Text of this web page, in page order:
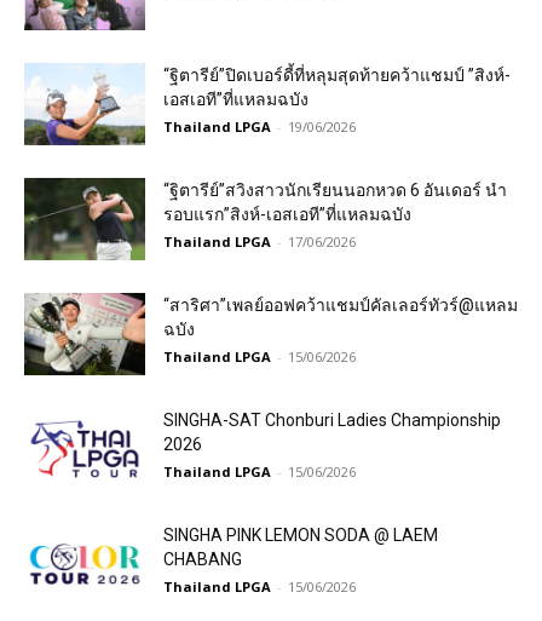
“ฐิตารีย์”ปิดเบอร์ดี้ที่หลุมสุดท้ายคว้าแชมป์ ”สิงห์-
เอสเอที”ที่แหลมฉบัง
Thailand LPGA - 19/06/2026
“ฐิตารีย์”สวิงสาวนักเรียนนอกหวด 6 อันเดอร์ นำ
รอบแรก”สิงห์-เอสเอที”ที่แหลมฉบัง
Thailand LPGA - 17/06/2026
“สาริศา”เพลย์ออฟคว้าแชมป์คัลเลอร์ทัวร์@แหลม
ฉบัง
Thailand LPGA - 15/06/2026
SINGHA-SAT Chonburi Ladies Championship
2026
Thailand LPGA - 15/06/2026
SINGHA PINK LEMON SODA @ LAEM
CHABANG
Thailand LPGA - 15/06/2026